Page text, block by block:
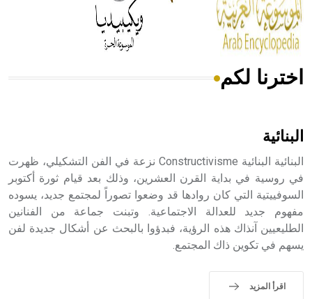
أجود أنواعه، ويمتاز بكبر الحجم ويسمى الش
هل تعلم أن الأبسيد كلمة فرنسية اللفظ تم اعتمادها مصطلحاً
- هل تعلم أن أبجر Abgar اسم معروف جيداً يعود إلى عدد من
الملوك الذين حكموا مدينة إديسا (الرها) من أبجر الأول وحتى
التاسع، وهم ينتسبون إلى أسرة أوسروين
اخترنا لكم
البنائية
البنائية البنائية Constructivisme نزعة في الفن التشكيلي، ظهرت
في روسية في بداية القرن العشرين، وذلك بعد قيام ثورة أكتوبر
السوفييتية التي كان روادها قد وضعوا تصوراً لمجتمع جديد، يسوده
مفهوم جديد للعدالة الاجتماعية. وتبنت جماعة من الفنانين
الطليعيين آنذاك هذه الرؤية، فبدؤوا بالبحث عن أشكال جديدة لفن
يسهم في تكوين ذاك المجتمع.
اقرأ المزيد